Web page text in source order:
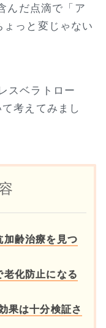
んだ点滴で「ア
っと変じゃない
スベラトロー
考えてみまし
加齢治療を見つ
化防止になる
果は十分検証さ